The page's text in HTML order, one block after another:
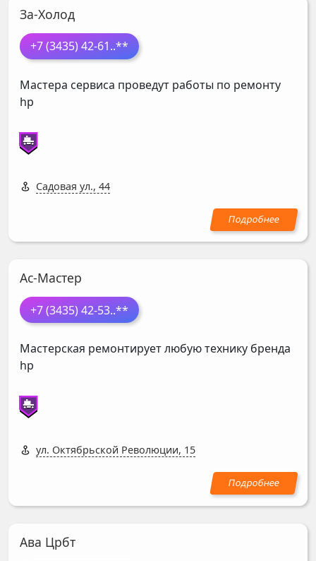
За-Холод
+7 (3435) 42-61..**
Мастера сервиса проведут работы по ремонту
hp
Садовая ул., 44
Ас-Мастер
+7 (3435) 42-53..**
Мастерская ремонтирует любую технику бренда
hp
ул. Октябрьской Революции, 15
Ава Црбт